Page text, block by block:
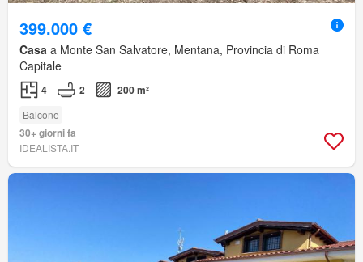
399.000 €
Casa a Monte San Salvatore, Mentana, Provincia di Roma
Capitale
4 2 200 m²
Balcone
30+ giorni fa
IDEALISTA.IT